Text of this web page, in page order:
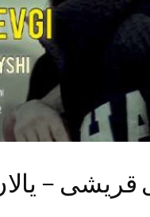
قریشی –